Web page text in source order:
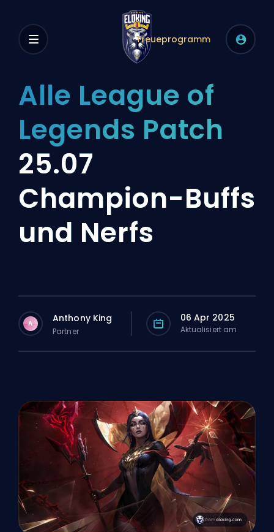
Treueprogramm
Alle League of
Legends Patch
25.07
Champion-Buffs
und Nerfs
A Anthony King
Partner
06 Apr 2025
Aktualisiert am